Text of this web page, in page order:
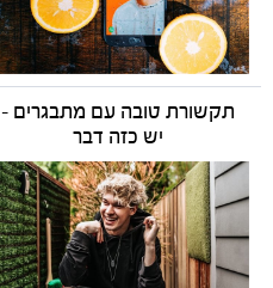
תקשורת טובה עם מתבגרים -
יש כזה דבר